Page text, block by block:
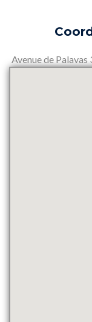
Avenue de